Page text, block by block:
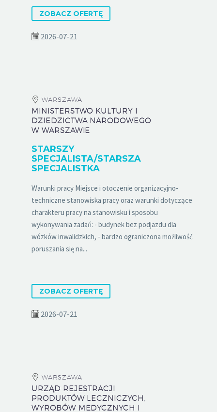
ZOBACZ OFERTĘ
2026-07-21
WARSZAWA
MINISTERSTWO KULTURY I
DZIEDZICTWA NARODOWEGO
W WARSZAWIE
STARSZY
SPECJALISTA/STARSZA
SPECJALISTKA
Warunki pracy Miejsce i otoczenie organizacyjno-
techniczne stanowiska pracy oraz warunki dotyczące
charakteru pracy na stanowisku i sposobu
wykonywania zadań: - budynek bez podjazdu dla
wózków inwalidzkich, - bardzo ograniczona możliwość
poruszania się na...
ZOBACZ OFERTĘ
2026-07-21
WARSZAWA
URZĄD REJESTRACJI
PRODUKTÓW LECZNICZYCH,
WYROBÓW MEDYCZNYCH I